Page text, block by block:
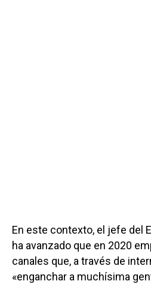
En este contexto, el jefe del
ha avanzado que en 2020
canales que, a través de
«enganchar a muchísima